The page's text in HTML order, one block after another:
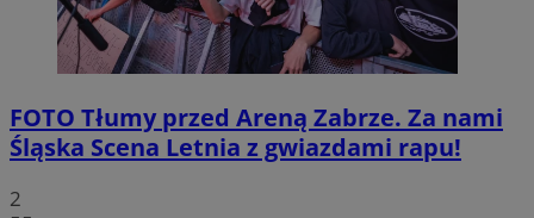
FOTO Tłumy przed Areną Zabrze. Za nami
Śląska Scena Letnia z gwiazdami rapu!
2